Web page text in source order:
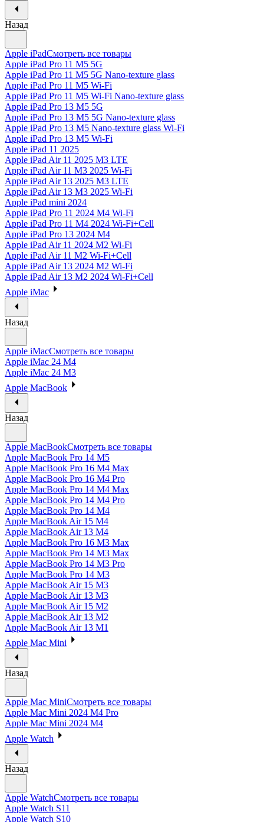
Назад
Apple iPadСмотреть все товары
Apple iPad Pro 11 M5 5G
Apple iPad Pro 11 M5 5G Nano-texture glass
Apple iPad Pro 11 M5 Wi-Fi
Apple iPad Pro 11 M5 Wi-Fi Nano-texture glass
Apple iPad Pro 13 M5 5G
Apple iPad Pro 13 M5 5G Nano-texture glass
Apple iPad Pro 13 M5 Nano-texture glass Wi-Fi
Apple iPad Pro 13 M5 Wi-Fi
Apple iPad 11 2025
Apple iPad Air 11 2025 M3 LTE
Apple iPad Air 11 M3 2025 Wi-Fi
Apple iPad Air 13 2025 M3 LTE
Apple iPad Air 13 M3 2025 Wi-Fi
Apple iPad mini 2024
Apple iPad Pro 11 2024 M4 Wi-Fi
Apple iPad Pro 11 M4 2024 Wi-Fi+Cell
Apple iPad Pro 13 2024 M4
Apple iPad Air 11 2024 M2 Wi-Fi
Apple iPad Air 11 M2 Wi-Fi+Cell
Apple iPad Air 13 2024 M2 Wi-Fi
Apple iPad Air 13 M2 2024 Wi-Fi+Cell
Apple iMac
Назад
Apple iMacСмотреть все товары
Apple iMac 24 M4
Apple iMac 24 M3
Apple MacBook
Назад
Apple MacBookСмотреть все товары
Apple MacBook Pro 14 M5
Apple MacBook Pro 16 M4 Max
Apple MacBook Pro 16 M4 Pro
Apple MacBook Pro 14 M4 Max
Apple MacBook Pro 14 M4 Pro
Apple MacBook Pro 14 M4
Apple MacBook Air 15 M4
Apple MacBook Air 13 M4
Apple MacBook Pro 16 M3 Max
Apple MacBook Pro 14 M3 Max
Apple MacBook Pro 14 M3 Pro
Apple MacBook Pro 14 M3
Apple MacBook Air 15 M3
Apple MacBook Air 13 M3
Apple MacBook Air 15 M2
Apple MacBook Air 13 M2
Apple MacBook Air 13 M1
Apple Mac Mini
Назад
Apple Mac MiniСмотреть все товары
Apple Mac Mini 2024 M4 Pro
Apple Mac Mini 2024 M4
Apple Watch
Назад
Apple WatchСмотреть все товары
Apple Watch S11
Apple Watch S10